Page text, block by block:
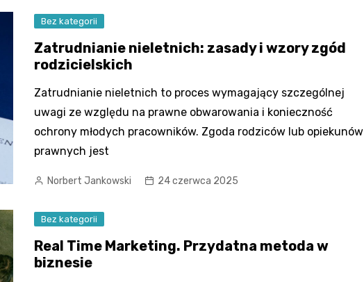
Bez kategorii
Zatrudnianie nieletnich: zasady i wzory zgód
rodzicielskich
Zatrudnianie nieletnich to proces wymagający szczególnej
uwagi ze względu na prawne obwarowania i konieczność
ochrony młodych pracowników. Zgoda rodziców lub opiekunów
prawnych jest
Norbert Jankowski 24 czerwca 2025
Bez kategorii
Real Time Marketing. Przydatna metoda w
biznesie